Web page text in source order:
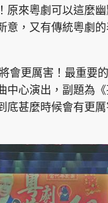
原來粵劇可以這麼
意，又有傳統粵劇
會更厲害！最重要
中心演出，副題為
底甚麼時候會有更